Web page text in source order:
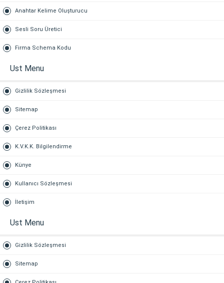
Anahtar Kelime Oluşturucu
Sesli Soru Üretici
Firma Schema Kodu
Ust Menu
Gizlilik Sözleşmesi
Sitemap
Çerez Politikası
K.V.K.K. Bilgilendirme
Künye
Kullanıcı Sözleşmesi
İletişim
Ust Menu
Gizlilik Sözleşmesi
Sitemap